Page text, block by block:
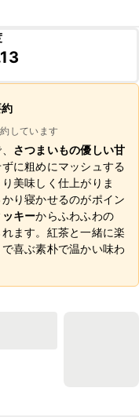
しています
さつまいもの優しい甘
に粗めにマッシュする
美味しく仕上がりま
り寝かせるのがポイン
キーからふわふわの
ます。紅茶と一緒に楽
喜ぶ素朴で温かい味わ